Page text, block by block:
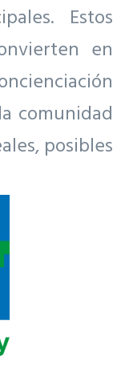
Estos
en
comunidad
posibles